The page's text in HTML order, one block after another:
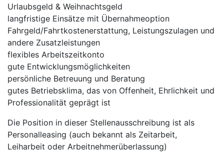
Urlaubsgeld & Weihnachtsgeld
langfristige Einsätze mit Übernahmeoption
Fahrgeld/Fahrtkostenerstattung, Leistungszulagen und
andere Zusatzleistungen
flexibles Arbeitszeitkonto
gute Entwicklungsmöglichkeiten
persönliche Betreuung und Beratung
gutes Betriebsklima, das von Offenheit, Ehrlichkeit und
Professionalität geprägt ist
Die Position in dieser Stellenausschreibung ist als
Personalleasing (auch bekannt als Zeitarbeit,
Leiharbeit oder Arbeitnehmerüberlassung)